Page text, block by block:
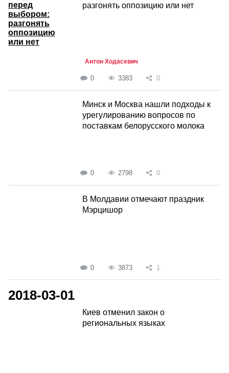
разгонять оппозицию или нет
Антон Ходасевич
0 3383 0
Минск и Москва нашли подходы к
урегулированию вопросов по
поставкам белорусского молока
0 2798 0
В Молдавии отмечают праздник
Мэрцишор
0 3873 1
2018-03-01
Киев отменил закон о
региональных языках